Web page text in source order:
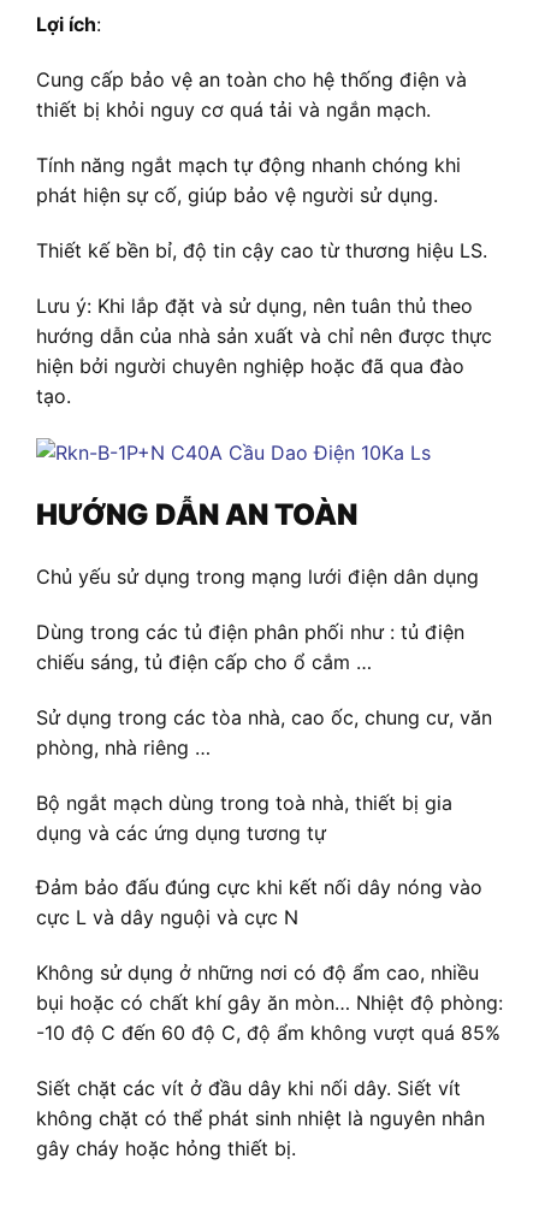
Lợi ích:
Cung cấp bảo vệ an toàn cho hệ thống điện và
thiết bị khỏi nguy cơ quá tải và ngắn mạch.
Tính năng ngắt mạch tự động nhanh chóng khi
phát hiện sự cố, giúp bảo vệ người sử dụng.
Thiết kế bền bỉ, độ tin cậy cao từ thương hiệu LS.
Lưu ý: Khi lắp đặt và sử dụng, nên tuân thủ theo
hướng dẫn của nhà sản xuất và chỉ nên được thực
hiện bởi người chuyên nghiệp hoặc đã qua đào
tạo.
HƯỚNG DẪN AN TOÀN
Chủ yếu sử dụng trong mạng lưới điện dân dụng
Dùng trong các tủ điện phân phối như : tủ điện
chiếu sáng, tủ điện cấp cho ổ cắm …
Sử dụng trong các tòa nhà, cao ốc, chung cư, văn
phòng, nhà riêng …
Bộ ngắt mạch dùng trong toà nhà, thiết bị gia
dụng và các ứng dụng tương tự
Đảm bảo đấu đúng cực khi kết nối dây nóng vào
cực L và dây nguội và cực N
Không sử dụng ở những nơi có độ ẩm cao, nhiều
bụi hoặc có chất khí gây ăn mòn… Nhiệt độ phòng:
-10 độ C đến 60 độ C, độ ẩm không vượt quá 85%
Siết chặt các vít ở đầu dây khi nối dây. Siết vít
không chặt có thể phát sinh nhiệt là nguyên nhân
gây cháy hoặc hỏng thiết bị.